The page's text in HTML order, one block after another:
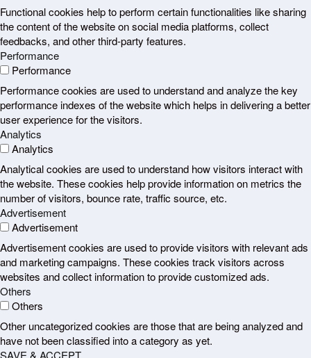
Functional cookies help to perform certain functionalities like sharing
the content of the website on social media platforms, collect
feedbacks, and other third-party features.
Performance
Performance
Performance cookies are used to understand and analyze the key
performance indexes of the website which helps in delivering a better
user experience for the visitors.
Analytics
Analytics
Analytical cookies are used to understand how visitors interact with
the website. These cookies help provide information on metrics the
number of visitors, bounce rate, traffic source, etc.
Advertisement
Advertisement
Advertisement cookies are used to provide visitors with relevant ads
and marketing campaigns. These cookies track visitors across
websites and collect information to provide customized ads.
Others
Others
Other uncategorized cookies are those that are being analyzed and
have not been classified into a category as yet.
SAVE & ACCEPT